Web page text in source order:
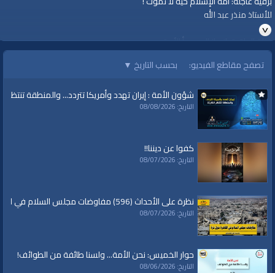
للأستاذ منذر عبد الله
قناة الواقية: انحياز إلى مبدأ الأمة
@قناة الواقية
www.alwaqiyah.tv | facebook.com/alwaqiyahtv | alwaqiyahtv@twitter
الفئات:
برقيات عاجلة
قنوات:
برامج الواقية
العلامات:قناة|الواقية |برقية عاجلة|منذر عبد الله|حزب التحرير|مذبحة
نيوزيلاندا|مصر|فلسطين|الدنمارك|البرلمان الدنماركي
تصفح مقاطع الفيديو: بحسب التاريخ ▼
شؤون الأمة : إيران تهدد وأمريكا تتردد... والمنطقة تنتظر
التاريخ: 08/08/2026
كفوا عن ديننا!!
التاريخ: 08/07/2026
نظرة على الأحداث (596) مفاوضات مجلس السلام في القاهرة حول غزة
التاريخ: 08/07/2026
حوار الخميس: نحن الأمة... ولسنا طائفة من الطوائف!
التاريخ: 08/06/2026